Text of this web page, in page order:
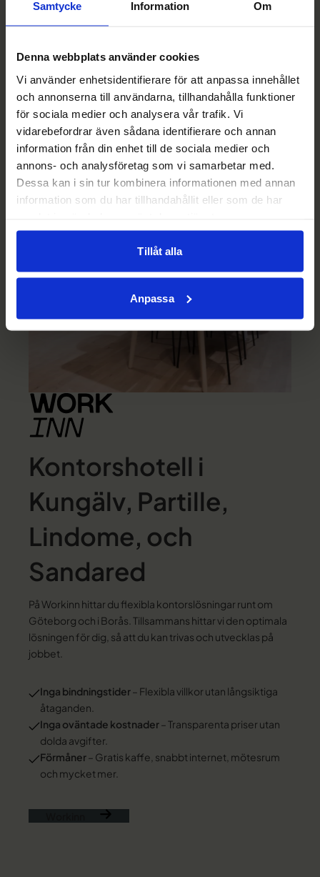
Samtycke Information Om
Denna webbplats använder cookies
Vi använder enhetsidentifierare för att anpassa innehållet
och annonserna till användarna, tillhandahålla funktioner
för sociala medier och analysera vår trafik. Vi
vidarebefordrar även sådana identifierare och annan
information från din enhet till de sociala medier och
annons- och analysföretag som vi samarbetar med.
Dessa kan i sin tur kombinera informationen med annan
information som du har tillhandahållit eller som de har
Tillåt alla
Anpassa
som möjligt!
Kontorshotell i
Kungälv, Partille,
Lindome, och
Sandared
På Workinn hittar du flexibla kontorslösningar runt om
Göteborg och i Borås. Tillsammans hittar vi den optimala
lösningen för dig, så att du kan trivas och utvecklas på
jobbet.
Inga bindningstider– Flexibla villkor utan långsiktiga
åtaganden.
Inga oväntade kostnader– Transparenta priser utan
dolda avgifter.
Förmåner– Gratis kaffe, snabbt internet, mötesrum
och mycket mer.